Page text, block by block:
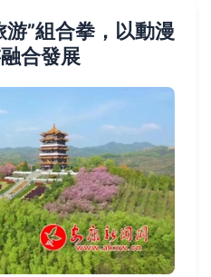
”組合拳，以動漫
合發展